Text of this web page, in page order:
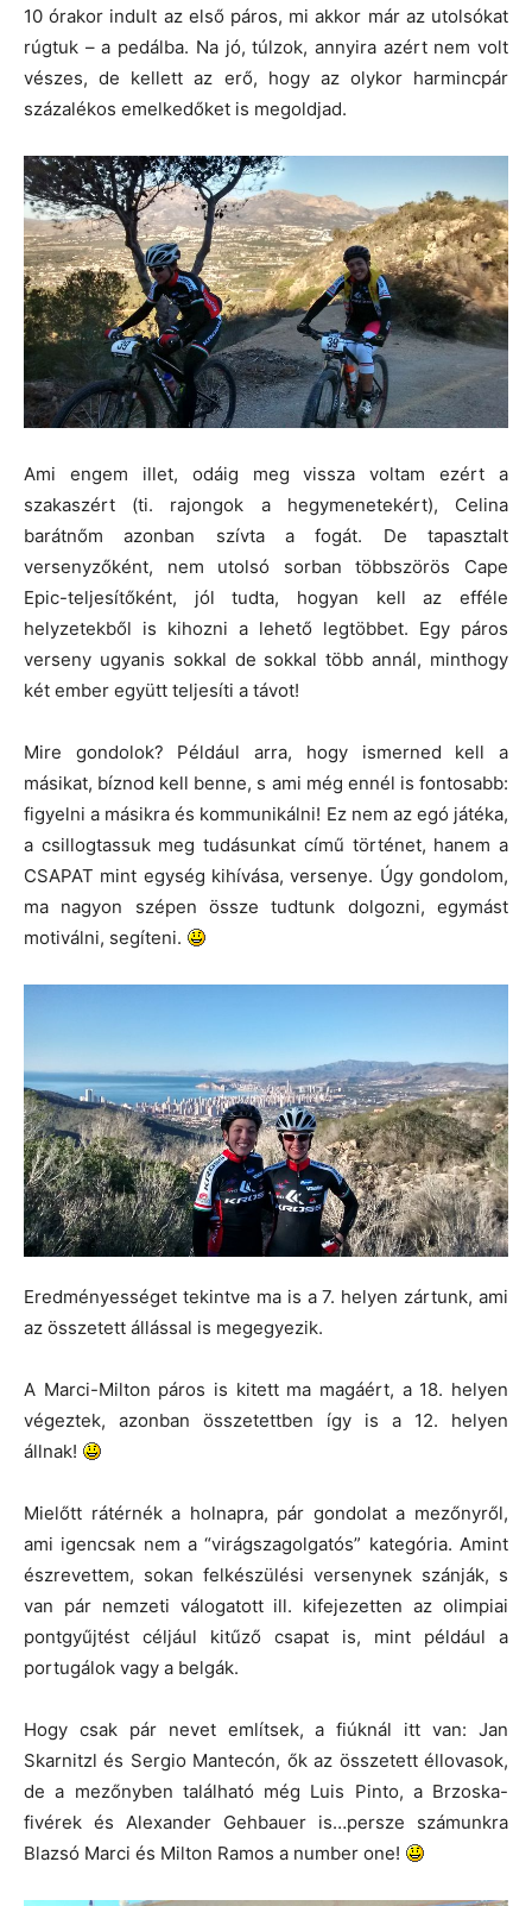
10 órakor indult az első páros, mi akkor már az utolsókat
rúgtuk – a pedálba. Na jó, túlzok, annyira azért nem volt
vészes, de kellett az erő, hogy az olykor harmincpár
százalékos emelkedőket is megoldjad.
Ami engem illet, odáig meg vissza voltam ezért a
szakaszért (ti. rajongok a hegymenetekért), Celina
barátnőm azonban szívta a fogát. De tapasztalt
versenyzőként, nem utolsó sorban többszörös Cape
Epic-teljesítőként, jól tudta, hogyan kell az efféle
helyzetekből is kihozni a lehető legtöbbet. Egy páros
verseny ugyanis sokkal de sokkal több annál, minthogy
két ember együtt teljesíti a távot!
Mire gondolok? Például arra, hogy ismerned kell a
másikat, bíznod kell benne, s ami még ennél is fontosabb:
figyelni a másikra és kommunikálni! Ez nem az egó játéka,
a csillogtassuk meg tudásunkat című történet, hanem a
CSAPAT mint egység kihívása, versenye. Úgy gondolom,
ma nagyon szépen össze tudtunk dolgozni, egymást
motiválni, segíteni.
Eredményességet tekintve ma is a 7. helyen zártunk, ami
az összetett állással is megegyezik.
A Marci-Milton páros is kitett ma magáért, a 18. helyen
végeztek, azonban összetettben így is a 12. helyen
állnak!
Mielőtt rátérnék a holnapra, pár gondolat a mezőnyről,
ami igencsak nem a “virágszagolgatós” kategória. Amint
észrevettem, sokan felkészülési versenynek szánják, s
van pár nemzeti válogatott ill. kifejezetten az olimpiai
pontgyűjtést céljául kitűző csapat is, mint például a
portugálok vagy a belgák.
Hogy csak pár nevet említsek, a fiúknál itt van: Jan
Skarnitzl és Sergio Mantecón, ők az összetett éllovasok,
de a mezőnyben található még Luis Pinto, a Brzoska-
fivérek és Alexander Gehbauer is…persze számunkra
Blazsó Marci és Milton Ramos a number one!